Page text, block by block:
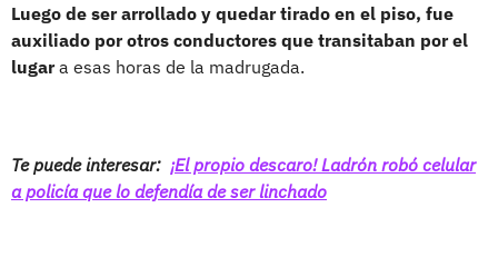
Luego de ser arrollado y quedar tirado en el piso, fue
auxiliado por otros conductores que transitaban por el
lugara esas horas de la madrugada.
Te puede interesar: ¡El propio descaro! Ladrón robó celular
a policía que lo defendía de ser linchado